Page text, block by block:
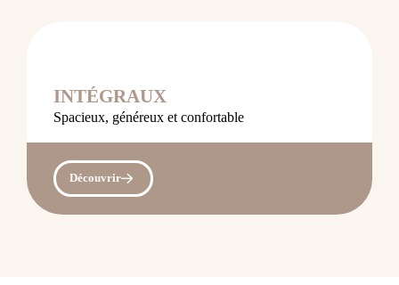
INTÉGRAUX
Spacieux, généreux et confortable
Découvrir